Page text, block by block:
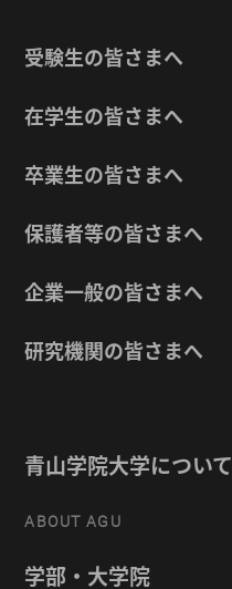
受験生の皆さまへ
在学生の皆さまへ
卒業生の皆さまへ
保護者等の皆さまへ
企業一般の皆さまへ
研究機関の皆さまへ
青山学院大学について
ABOUT AGU
学部・大学院